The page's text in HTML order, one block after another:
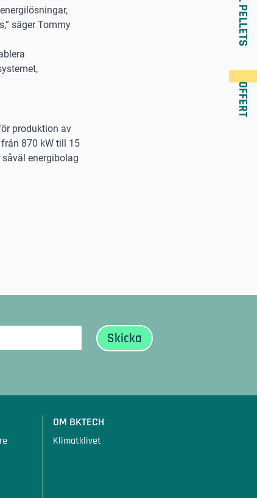
OFFERT
säger Tommy
produktion av
870 kW till 15
energibolag
OM BKTECH
Klimatklivet